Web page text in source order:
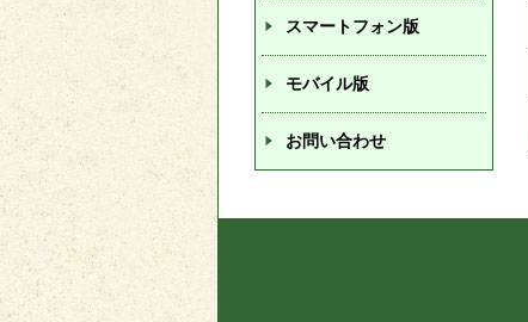
スマートフォン版
モバイル版
お問い合わせ